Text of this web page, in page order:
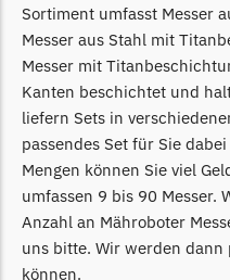
Mountfield
Mountfield Messer
Begrenzungsdraht
Mowox
Begrenzungsdraht
MTD
MTD Messer
Sortiment umfasst Messer
Messer aus Stahl mit
Messer mit
Kanten beschichtet und
liefern Sets in
passendes Set für Sie
Mengen können Sie viel
umfassen 9 bis 90 Messer.
Anzahl an Mähroboter
uns bitte. Wir werden
können.